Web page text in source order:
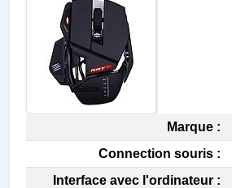
Marque :
Connection souris :
Interface avec l'ordinateur :